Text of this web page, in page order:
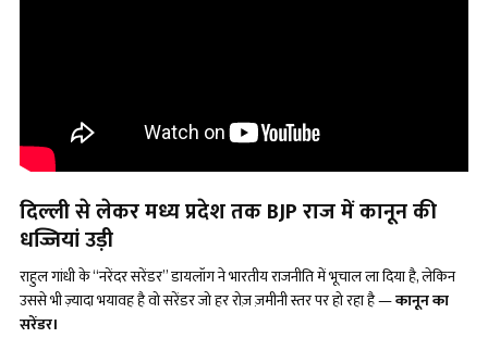
दिल्ली से लेकर मध्य प्रदेश तकBJP राज में कानून की
धज्जियां उड़ी
राहुल गांधी के “नरेंदर सरेंडर” डायलॉग ने भारतीय राजनीति में भूचाल ला दिया है, लेकिन
उससे भी ज़्यादा भयावह है वो सरेंडर जो हर रोज़ ज़मीनी स्तर पर हो रहा है —कानून का
सरेंडर।